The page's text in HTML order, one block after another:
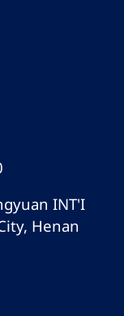
INT'I
Henan